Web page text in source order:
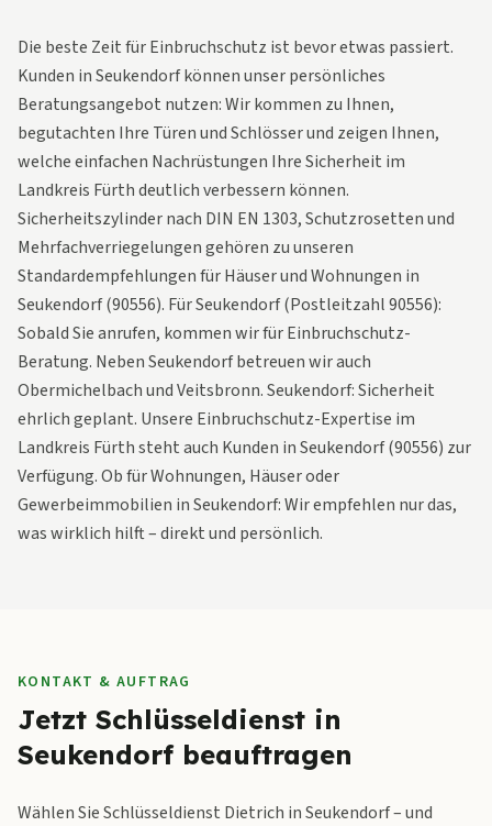
Die beste Zeit für Einbruchschutz ist bevor etwas passiert.
Kunden in Seukendorf können unser persönliches
Beratungsangebot nutzen: Wir kommen zu Ihnen,
begutachten Ihre Türen und Schlösser und zeigen Ihnen,
welche einfachen Nachrüstungen Ihre Sicherheit im
Landkreis Fürth deutlich verbessern können.
Sicherheitszylinder nach DIN EN 1303, Schutzrosetten und
Mehrfachverriegelungen gehören zu unseren
Standardempfehlungen für Häuser und Wohnungen in
Seukendorf (90556). Für Seukendorf (Postleitzahl 90556):
Sobald Sie anrufen, kommen wir für Einbruchschutz-
Beratung. Neben Seukendorf betreuen wir auch
Obermichelbach und Veitsbronn. Seukendorf: Sicherheit
ehrlich geplant. Unsere Einbruchschutz-Expertise im
Landkreis Fürth steht auch Kunden in Seukendorf (90556) zur
Verfügung. Ob für Wohnungen, Häuser oder
Gewerbeimmobilien in Seukendorf: Wir empfehlen nur das,
was wirklich hilft – direkt und persönlich.
KONTAKT & AUFTRAG
Jetzt Schlüsseldienst in
Seukendorf beauftragen
Wählen Sie Schlüsseldienst Dietrich in Seukendorf – und